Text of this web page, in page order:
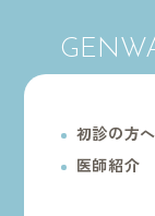
初診の方へ
医師紹介